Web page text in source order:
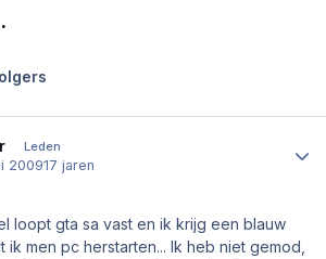
Leden
200917 jaren
loopt gta sa vast en ik krijg een blauw
ik men pc herstarten... Ik heb niet gemod,